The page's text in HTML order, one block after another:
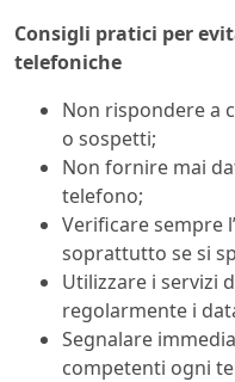
Consigli pratici per
telefoniche
Non rispondere a
o sospetti;
Non fornire mai
telefono;
Verificare sempre
soprattutto se si
Utilizzare i servizi
regolarmente i
Segnalare
competenti ogni